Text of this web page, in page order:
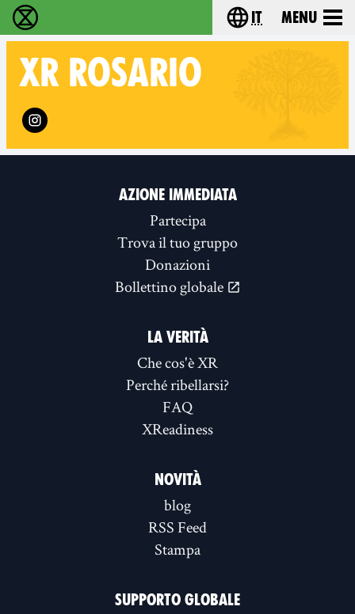
Extinction Rebellion - Home Choose your
it Menu
XR ROSARIO
Follow XR Rosario on
AZIONE IMMEDIATA
Partecipa
Trova il tuo gruppo
Donazioni
Bollettino globale
LA VERITÀ
Che cos'è XR
Perché ribellarsi?
FAQ
XReadiness
NOVITÀ
blog
RSS Feed
Stampa
SUPPORTO GLOBALE